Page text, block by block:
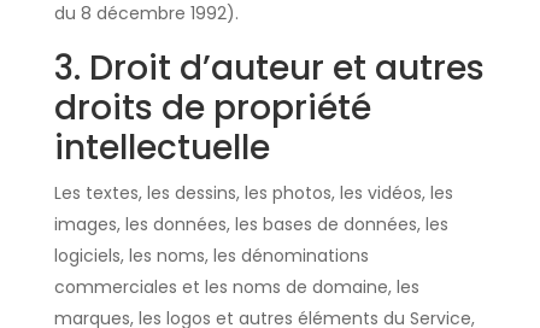
du 8 décembre 1992).
3. Droit d’auteur et autres
droits de propriété
intellectuelle
Les textes, les dessins, les photos, les vidéos, les
images, les données, les bases de données, les
logiciels, les noms, les dénominations
commerciales et les noms de domaine, les
marques, les logos et autres éléments du Service,